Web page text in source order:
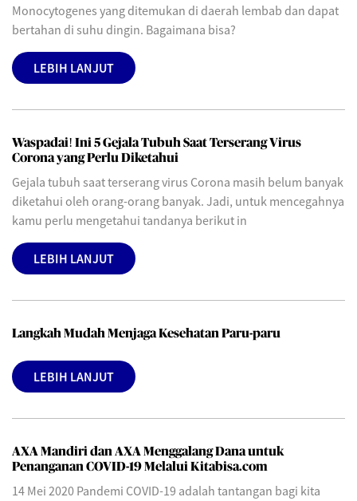
Monocytogenes yang ditemukan di daerah lembab dan dapat
bertahan di suhu dingin. Bagaimana bisa?
LEBIH LANJUT
Waspadai! Ini 5 Gejala Tubuh Saat Terserang Virus
Corona yang Perlu Diketahui
Gejala tubuh saat terserang virus Corona masih belum banyak
diketahui oleh orang-orang banyak. Jadi, untuk mencegahnya
kamu perlu mengetahui tandanya berikut in
LEBIH LANJUT
Langkah Mudah Menjaga Kesehatan Paru-paru
LEBIH LANJUT
AXA Mandiri dan AXA Menggalang Dana untuk
Penanganan COVID-19 Melalui Kitabisa.com
14 Mei 2020 Pandemi COVID-19 adalah tantangan bagi kita